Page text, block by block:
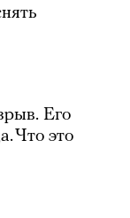
Его
Что это